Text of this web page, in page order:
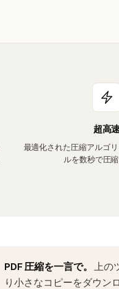
超高
最適化された圧縮アルゴ
ルを数秒で圧縮
PDF 圧縮を一言で。
上
り小さなコピーをダウン